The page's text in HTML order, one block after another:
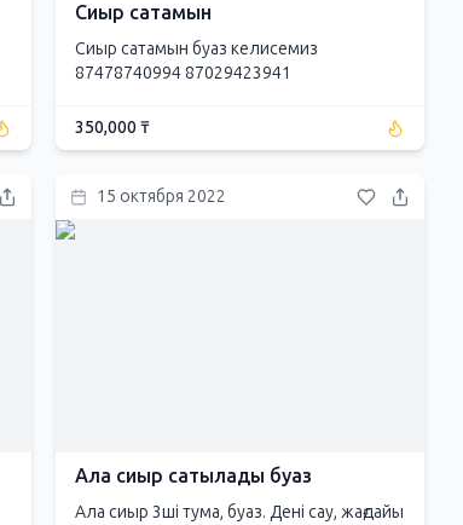
Сиыр сатамын
Сиыр сатамын буаз келисемиз
87478740994 87029423941
350,000 ₸
15 октября 2022
Ала сиыр сатылады буаз
Ала сиыр 3ші тума, буаз. Дені сау, жағдайы